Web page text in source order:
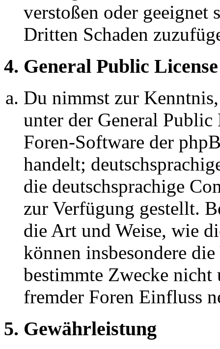
verstoßen oder geeignet
Dritten Schaden
4. General Public License
Du nimmst zur
unter der General
Foren-Software der
handelt;
die deutschsprachige
zur Verfügung gestellt.
die Art und Weise, wie
können insbesondere
bestimmte Zwecke nicht
fremder Foren Einfluss
5. Gewährleistung